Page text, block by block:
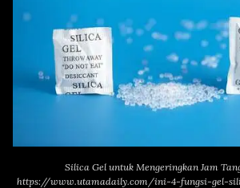
Silica Gel untuk Mengeringkan Jam
https://www.utamadaily.com/ini-4-fungsi-gel-